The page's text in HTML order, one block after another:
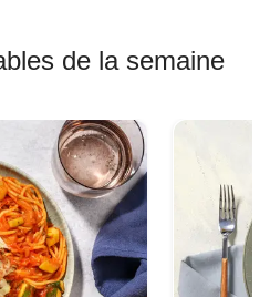
de la semaine